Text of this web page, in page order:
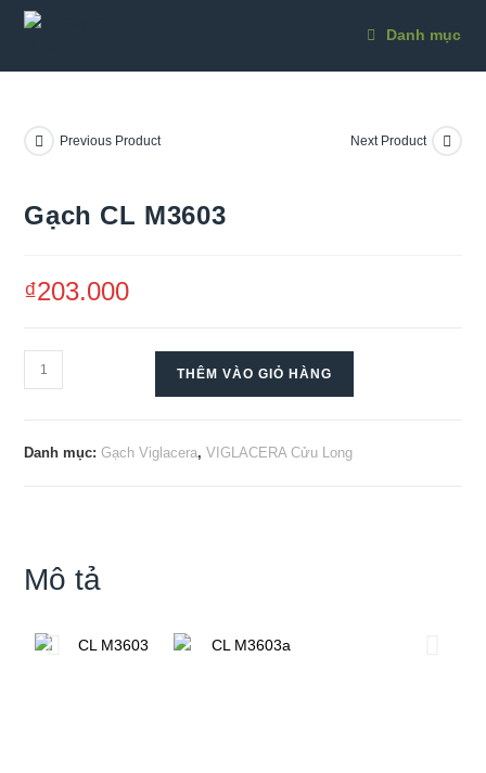
Danh mục
Previous Product Next Product
Gạch CL M3603
₫203.000
THÊM VÀO GIỎ HÀNG
Danh mục:Gạch Viglacera,VIGLACERA Cửu Long
Mô tả